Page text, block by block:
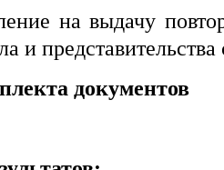
на выдачу
и
документов